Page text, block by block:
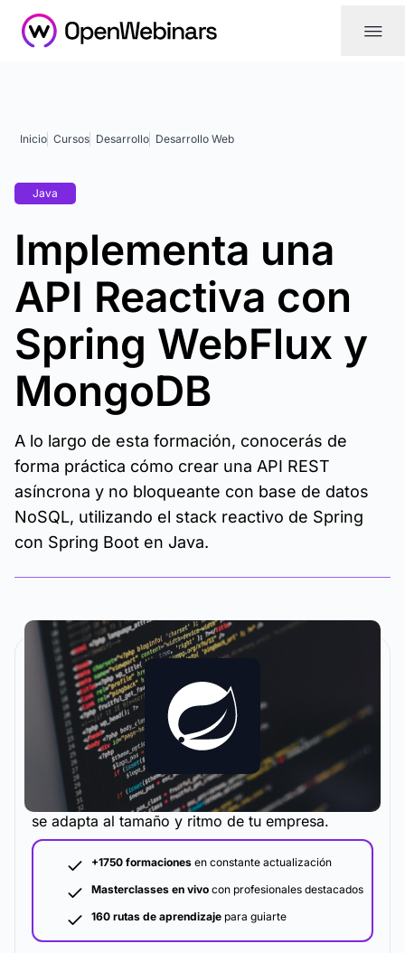
|||
Inicio Cursos Desarrollo Desarrollo Web
Java
Implementa una
API Reactiva con
Spring WebFlux y
MongoDB
A lo largo de esta formación, conocerás de
forma práctica cómo crear una API REST
asíncrona y no bloqueante con base de datos
NoSQL, utilizando el stack reactivo de Spring
con Spring Boot en Java.
La metodología y plataforma de formación que
se adapta al tamaño y ritmo de tu empresa.
+1750 formaciones en constante actualización
Masterclasses en vivo con profesionales destacados
160 rutas de aprendizaje para guiarte